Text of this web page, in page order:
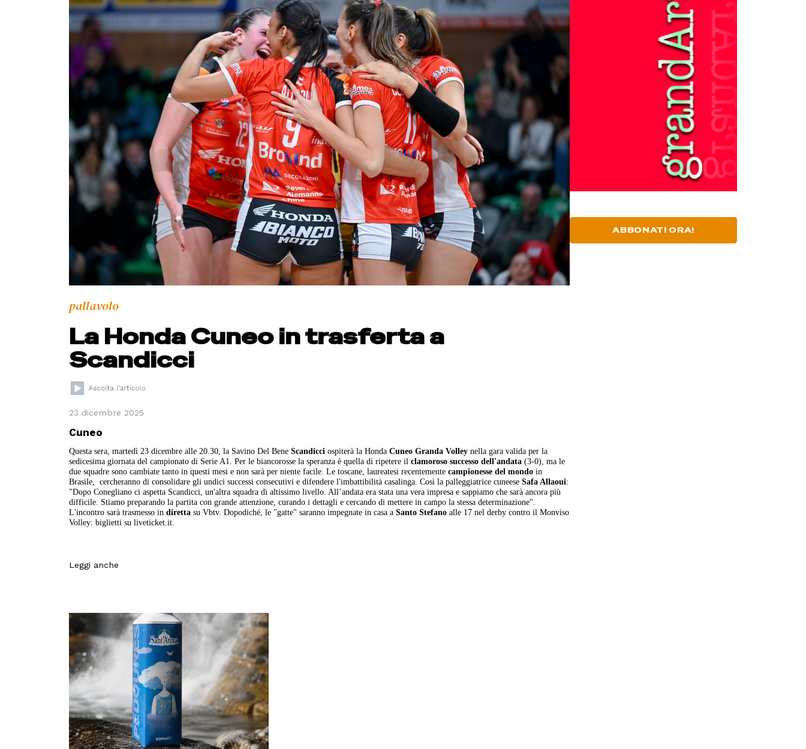
pallavolo
La Honda Cuneo in trasferta a
Scandicci
23 dicembre 2025
Cuneo
Questa sera, martedì 23 dicembre alle 20.30, la Savino Del BeneScandicci ospiterà la HondaCuneo Granda Volley nella gara valida per la
sedicesima giornata del campionato di Serie A1. Per le biancorosse la speranza è quella di ripetere ilclamoroso successo dell'andata (3-0), ma le
due squadre sono cambiate tanto in questi mesi e non sarà per niente facile. Le toscane, laureatesi recentementecampionesse del mondo in
Brasile, cercheranno di consolidare gli undici successi consecutivi e difendere l'imbattibilità casalinga. Così la palleggiatrice cuneeseSafa Allaoui:
"Dopo Conegliano ci aspetta Scandicci, un'altra squadra di altissimo livello. All’andata era stata una vera impresa e sappiamo che sarà ancora più
difficile. Stiamo preparando la partita con grande attenzione, curando i dettagli e cercando di mettere in campo la stessa determinazione".
L'incontro sarà trasmesso indiretta su Vbtv. Dopodiché, le "gatte" saranno impegnate in casa aSanto Stefano alle 17 nel derby contro il Monviso
Volley: biglietti su liveticket.it.
ABBONATI ORA!
Leggi anche